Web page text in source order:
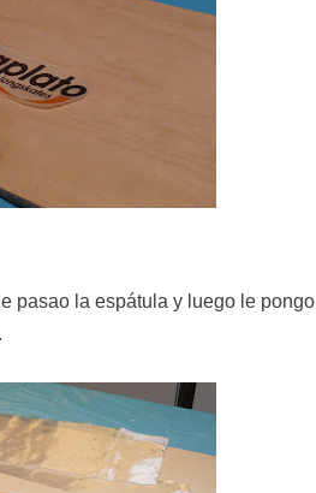
pasao la espátula y luego le pongo